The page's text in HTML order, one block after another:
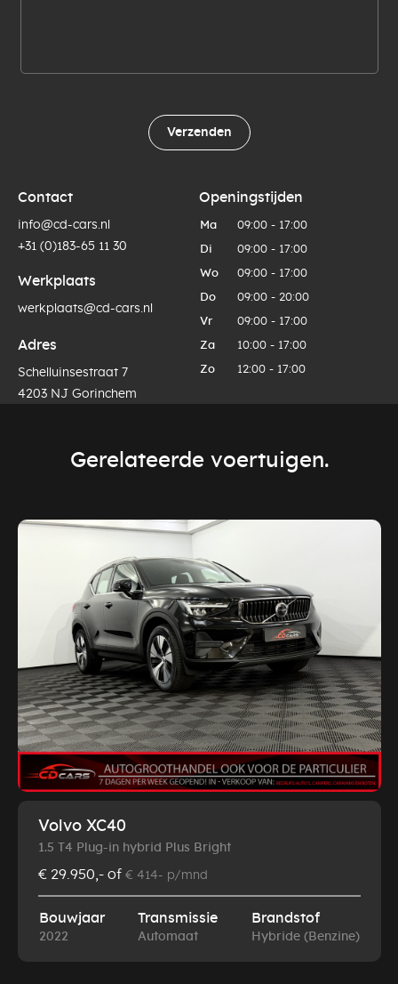
Verzenden
Contact
info@cd-cars.nl
+31 (0)183-65 11 30
Werkplaats
werkplaats@cd-cars.nl
Adres
Schelluinsestraat 7
4203 NJ Gorinchem
Openingstijden
Ma 09:00 - 17:00
Di 09:00 - 17:00
Wo 09:00 - 17:00
Do 09:00 - 20:00
Vr 09:00 - 17:00
Za 10:00 - 17:00
Zo 12:00 - 17:00
Gerelateerde voertuigen.
Volvo XC40
1.5 T4 Plug-in hybrid Plus Bright
€ 29.950,- of € 414- p/mnd
Bouwjaar
2022
Transmissie
Automaat
Brandstof
Hybride (Benzine)